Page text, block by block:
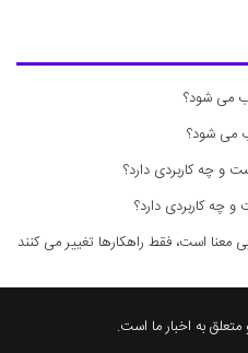
می شود؟
می شود؟
و چه کاربردی دارد؟
چه کاربردی دارد؟
است، فقط راهکارها تغییر می کنند
به اخبار ما است.